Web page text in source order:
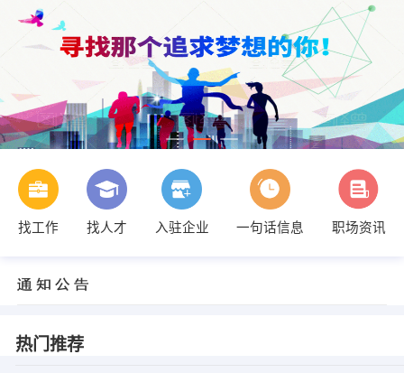
找工作 找人才 入驻企业 一句话信息 职场资讯
热门推荐